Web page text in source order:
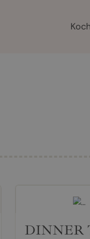
DINNER